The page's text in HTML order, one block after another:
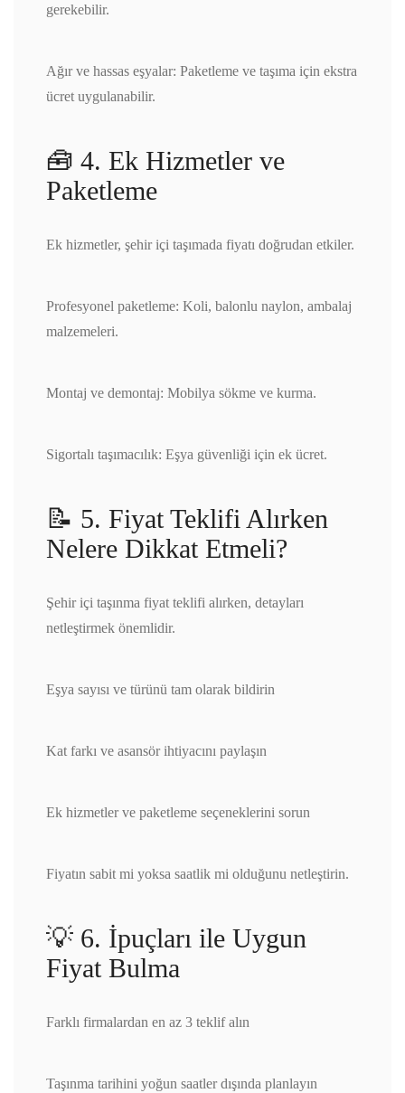
gerekebilir.
Ağır ve hassas eşyalar: Paketleme ve taşıma için ekstra
ücret uygulanabilir.
🧰 4. Ek Hizmetler ve
Paketleme
Ek hizmetler, şehir içi taşımada fiyatı doğrudan etkiler.
Profesyonel paketleme: Koli, balonlu naylon, ambalaj
malzemeleri.
Montaj ve demontaj: Mobilya sökme ve kurma.
Sigortalı taşımacılık: Eşya güvenliği için ek ücret.
📝 5. Fiyat Teklifi Alırken
Nelere Dikkat Etmeli?
Şehir içi taşınma fiyat teklifi alırken, detayları
netleştirmek önemlidir.
Eşya sayısı ve türünü tam olarak bildirin
Kat farkı ve asansör ihtiyacını paylaşın
Ek hizmetler ve paketleme seçeneklerini sorun
Fiyatın sabit mi yoksa saatlik mi olduğunu netleştirin.
💡 6. İpuçları ile Uygun
Fiyat Bulma
Farklı firmalardan en az 3 teklif alın
Taşınma tarihini yoğun saatler dışında planlayın